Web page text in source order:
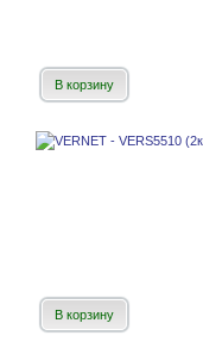
В корзину
В корзину